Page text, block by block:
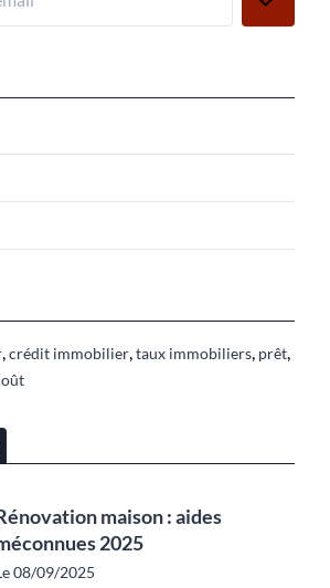
crédit immobilier taux immobiliers prêt
maison : aides
2025
08/09/2025